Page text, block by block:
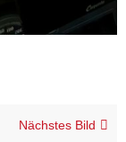
Nächstes Bild